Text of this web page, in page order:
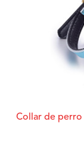
Collar de perro